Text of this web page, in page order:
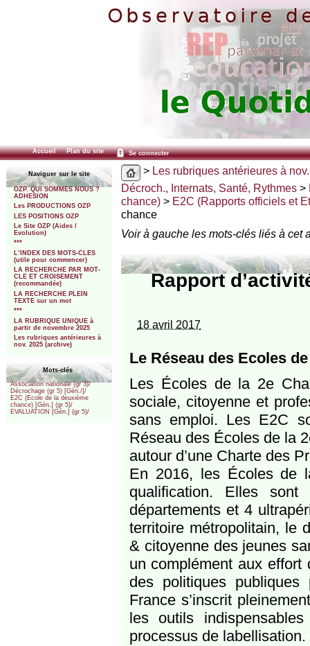
Accueil Plan du site Se connecter
Naviguer sur le site
OZP. QUI SOMMES NOUS ?
ADHESION
Les PRODUCTIONS OZP
LES POSITIONS OZP
Le Site OZP (Aides /
Evolution)
***
L’INDEX DES MOTS-CLES
(utile pour commencer)
LA RECHERCHE PAR MOT-
CLE ET CROISEMENT
(recommandée)
LA RECHERCHE PLEIN
TEXTE sur un mot
***
LA RUBRIQUE UNIQUE à
partir de novembre 2025
Les rubriques antérieures à
nov. 2025 (archive)
Mots-clés
Association nationale (gr 3)/
Décrochage (gr 5) [Gén./]/
E2C (Ecole de la deuxième
chance) [Gén.] (gr 5)/
EVALUATION [Gén.] (gr 5)/
> Les rubriques antérieures à
Décroch., Internats, Santé, Rythmes>
chance)> E2C (Rapports officiels et
chance
Voir à gauche les mots-clés liés à cet
Rapport
18 avril 2017
Le Réseau des Ecoles
Les Écoles de la 2e
sociale, citoyenne et
sans emploi. Les E2C
Réseau des Écoles de la
autour d’une Charte des
En 2016, les Écoles de
qualification. Elles
départements et 4
territoire métropolitain, le
& citoyenne des jeunes
un complément aux effort
des politiques
France s’inscrit
les outils
processus de labellisation.